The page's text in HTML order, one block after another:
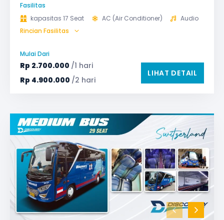
Fasilitas
kapasitas 17 Seat
AC (Air Conditioner)
Audio
GPS
Microphone untuk karaoke
TV LED & Android System
Rincian Fasilitas
Mulai Dari
Rp 2.700.000 /1 hari
Rp 4.900.000 /2 hari
LIHAT DETAIL